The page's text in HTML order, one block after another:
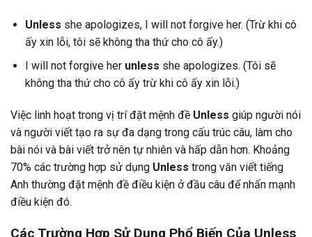
Unless she apologizes, I will not forgive her. (Trừ khi cô
ấy xin lỗi, tôi sẽ không tha thứ cho cô ấy.)
I will not forgive her unless she apologizes. (Tôi sẽ
không tha thứ cho cô ấy trừ khi cô ấy xin lỗi.)
Việc linh hoạt trong vị trí đặt mệnh đề Unless giúp người nói
và người viết tạo ra sự đa dạng trong cấu trúc câu, làm cho
bài nói và bài viết trở nên tự nhiên và hấp dẫn hơn. Khoảng
70% các trường hợp sử dụng Unless trong văn viết tiếng
Anh thường đặt mệnh đề điều kiện ở đầu câu để nhấn mạnh
điều kiện đó.
Các Trường Hợp Sử Dụng Phổ Biến Của Unless